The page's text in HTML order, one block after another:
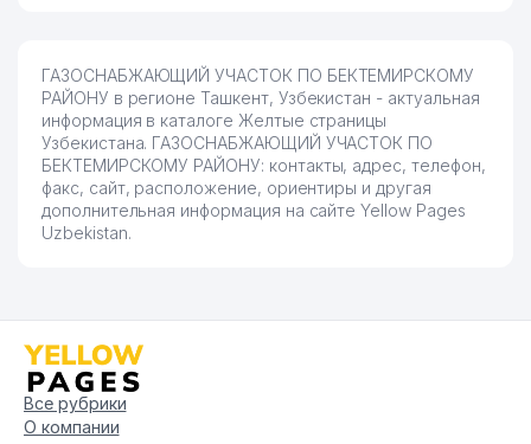
ГАЗОСНАБЖАЮЩИЙ УЧАСТОК ПО БЕКТЕМИРСКОМУ
РАЙОНУ в регионе Ташкент, Узбекистан - актуальная
информация в каталоге Желтые страницы
Узбекистана. ГАЗОСНАБЖАЮЩИЙ УЧАСТОК ПО
БЕКТЕМИРСКОМУ РАЙОНУ: контакты, адрес, телефон,
факс, сайт, расположение, ориентиры и другая
дополнительная информация на сайте Yellow Pages
Uzbekistan.
Все рубрики
О компании